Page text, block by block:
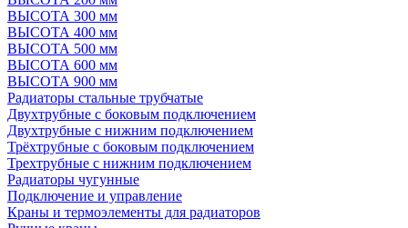
ВЫСОТА 300 мм
ВЫСОТА 400 мм
ВЫСОТА 500 мм
ВЫСОТА 600 мм
ВЫСОТА 900 мм
Радиаторы стальные трубчатые
Двухтрубные с боковым подключением
Двухтрубные с нижним подключением
Трёхтрубные с боковым подключением
Трехтрубные с нижним подключением
Радиаторы чугунные
Подключение и управление
Краны и термоэлементы для радиаторов